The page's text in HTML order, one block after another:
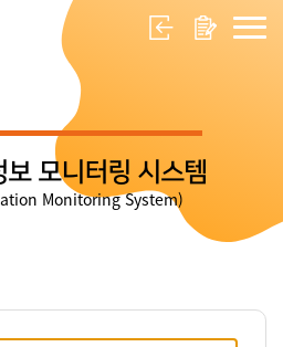
보 모니터링 시스템
Monitoring System)